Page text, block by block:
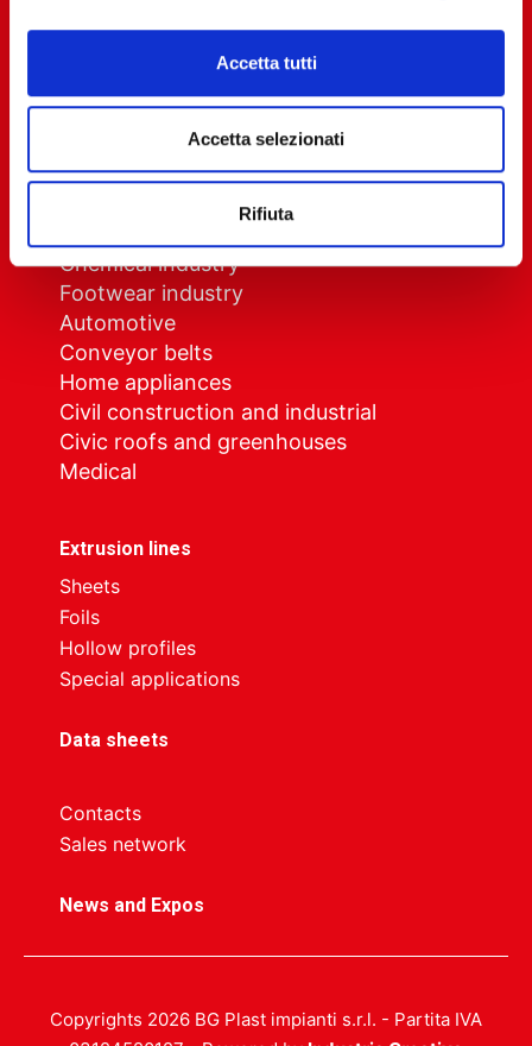
Accetta tutti
Accetta selezionati
Rifiuta
How we work
Sectors
Chemical industry
Footwear industry
Automotive
Conveyor belts
Home appliances
Civil construction and industrial
Civic roofs and greenhouses
Medical
Extrusion lines
Sheets
Foils
Hollow profiles
Special applications
Data sheets
Contacts
Sales network
News and Expos
Copyrights 2026 BG Plast impianti s.r.l. - Partita IVA